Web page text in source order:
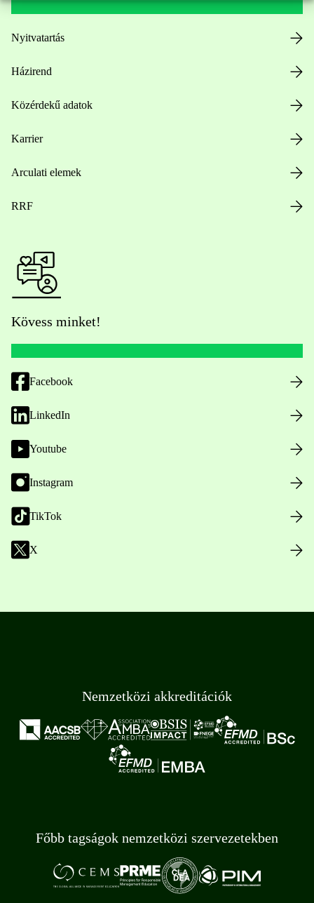
Nyitvatartás
Házirend
Közérdekű adatok
Karrier
Arculati elemek
RRF
Kövess minket!
Facebook
LinkedIn
Youtube
Instagram
TikTok
X
Nemzetközi akkreditációk
Főbb tagságok nemzetközi szervezetekben